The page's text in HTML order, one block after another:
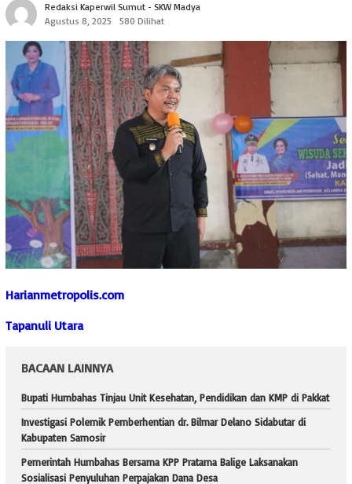
Redaksi Kaperwil Sumut - SKW Madya
Agustus 8, 2025
580 Dilihat
Harianmetropolis.com
Tapanuli Utara
BACAAN LAINNYA
Bupati Humbahas Tinjau Unit Kesehatan, Pendidikan dan KMP di Pakkat
Investigasi Polemik Pemberhentian dr. Bilmar Delano Sidabutar di
Kabupaten Samosir
Pemerintah Humbahas Bersama KPP Pratama Balige Laksanakan
Sosialisasi Penyuluhan Perpajakan Dana Desa